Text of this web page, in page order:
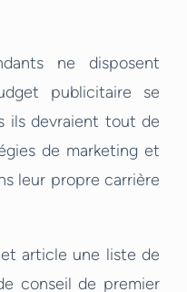
ne disposent
publicitaire se
ils devraient tout de
de marketing et
leur propre carrière
article une liste de
conseil de premier